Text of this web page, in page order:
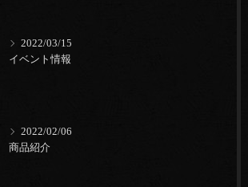
2022/03/15
イベント情報
2022/02/06
商品紹介